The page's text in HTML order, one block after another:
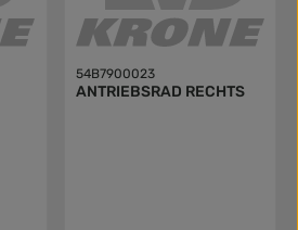
54B7900023
ANTRIEBSRAD RECHTS